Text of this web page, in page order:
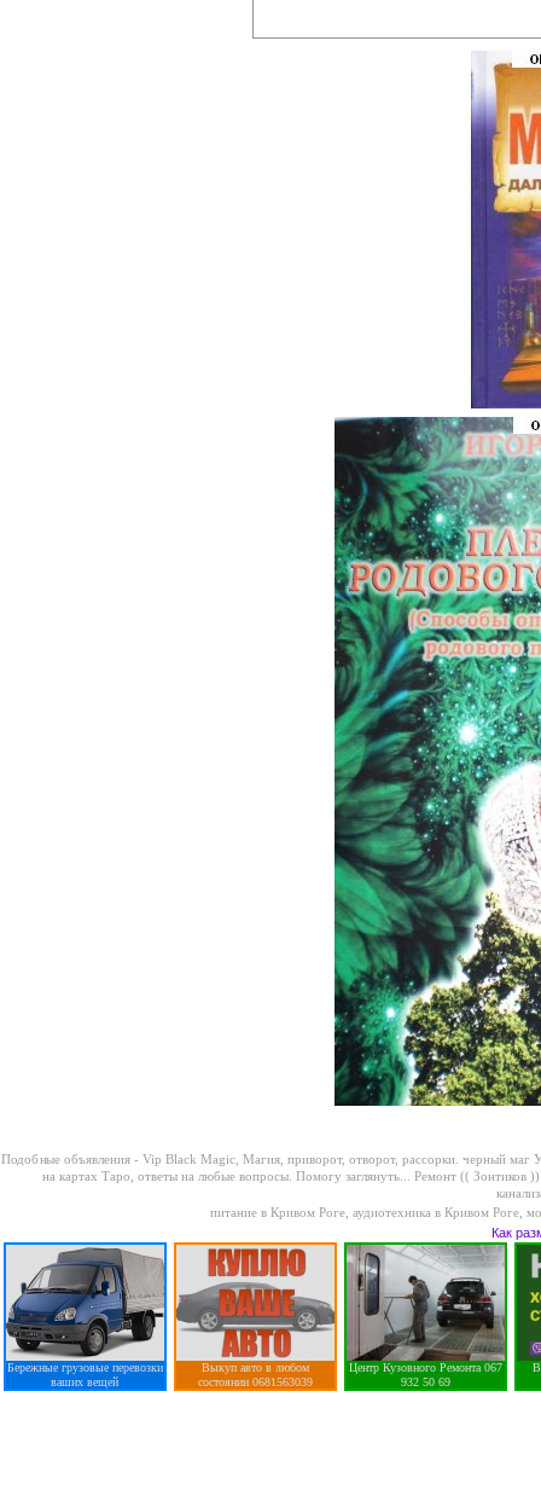
Подобные объявления -Vip Black Magic, Магия, приворот, отворот, рассорки. черный маг
на картах Таро, ответы на любые вопросы. Помогу заглянуть... Ремонт (( Зонтиков
питание в Кривом Роге аудиотехника в Кривом Роге
Как
Бережные грузовые перевозки
ваших вещей
Выкуп авто в любом
состоянии 0681563039
Центр Кузовного Ремонта 067
932 50 69